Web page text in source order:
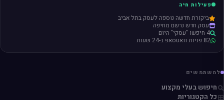
פעילות חיה
ביקורת חדשה נוספה לעסק בתל אביב
עסק חדש נרשם מחיפה
4 חיפשו "עסקי" היום
82 פניות וואטסאפ ב-24 שעות
למשתמשים
חיפוש בעלי מקצוע
כל הקטגוריות